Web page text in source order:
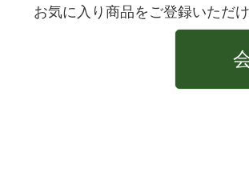
お気に入り商品をご登録いただ